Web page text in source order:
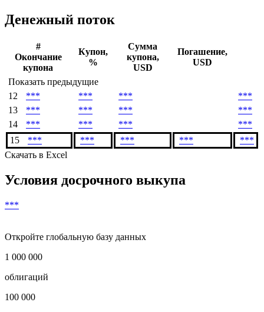
Денежный поток
#
Окончание
купона
Купон,
%
Сумма
купона,
USD
Погашение,
USD
Показать предыдущие
12
*** *** ***
***
13
*** *** ***
***
14
*** *** ***
***
15
*** *** *** ***
***
Скачать в Excel
Условия досрочного выкупа
***
Откройте глобальную базу данных
1 000 000
облигаций
100 000